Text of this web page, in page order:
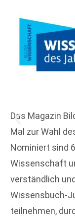
Das Magazin
Mal zur Wahl
Nominiert sind
Wissenschaft
verständlich
Wissensbuch-
teilnehmen,